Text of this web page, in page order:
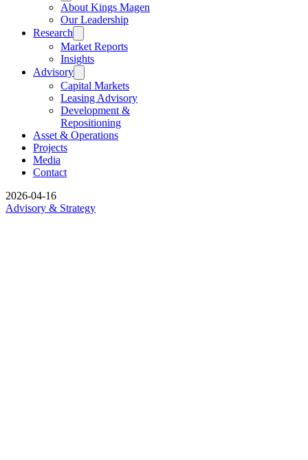
About Kings Magen
Our Leadership
Research
Market Reports
Insights
Advisory
Capital Markets
Leasing Advisory
Development &
Repositioning
Asset & Operations
Projects
Media
Contact
2026-04-16
Advisory & Strategy